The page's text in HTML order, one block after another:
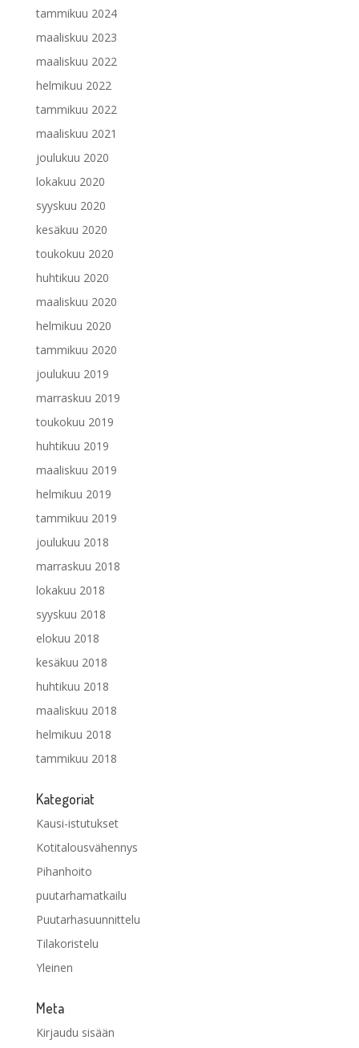
tammikuu 2024
maaliskuu 2023
maaliskuu 2022
helmikuu 2022
tammikuu 2022
maaliskuu 2021
joulukuu 2020
lokakuu 2020
syyskuu 2020
kesäkuu 2020
toukokuu 2020
huhtikuu 2020
maaliskuu 2020
helmikuu 2020
tammikuu 2020
joulukuu 2019
marraskuu 2019
toukokuu 2019
huhtikuu 2019
maaliskuu 2019
helmikuu 2019
tammikuu 2019
joulukuu 2018
marraskuu 2018
lokakuu 2018
syyskuu 2018
elokuu 2018
kesäkuu 2018
huhtikuu 2018
maaliskuu 2018
helmikuu 2018
tammikuu 2018
Kategoriat
Kausi-istutukset
Kotitalousvähennys
Pihanhoito
puutarhamatkailu
Puutarhasuunnittelu
Tilakoristelu
Yleinen
Meta
Kirjaudu sisään